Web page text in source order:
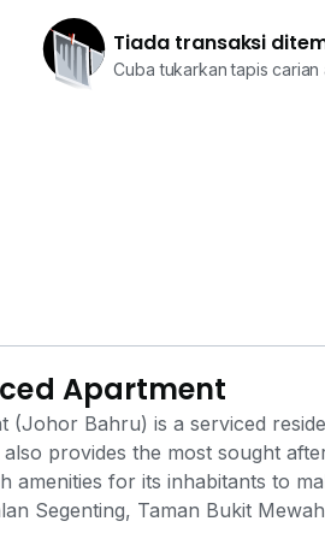
Tiada transaksi
Cuba tukarkan tapis carian
Apartment
(Johor Bahru) is a serviced
provides the most sought
amenities for its inhabitants to
Segenting, Taman Bukit